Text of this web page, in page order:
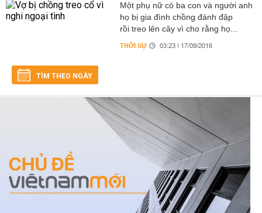
Một phụ nữ có ba con và người anh
họ bị gia đình chồng đánh đập
rồi treo lên cây vì cho rằng họ...
THỜI SỰ 03:23 | 17/09/2016
TÌM THEO NGÀY